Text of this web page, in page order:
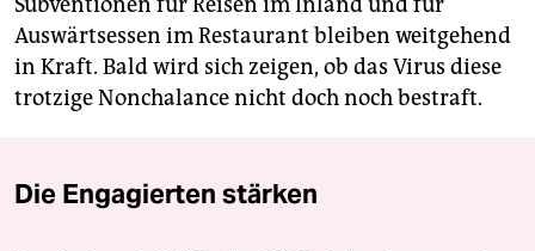
Auswärtsessen im Restaurant bleiben weitgehend
in Kraft. Bald wird sich zeigen, ob das Virus diese
trotzige Nonchalance nicht doch noch bestraft.
Die Engagierten stärken